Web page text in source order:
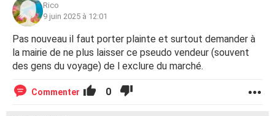
Rico
9 juin 2025 à 12:01
Pas nouveau il faut porter plainte et surtout demander à
la mairie de ne plus laisser ce pseudo vendeur (souvent
des gens du voyage) de l exclure du marché.
Commenter 0